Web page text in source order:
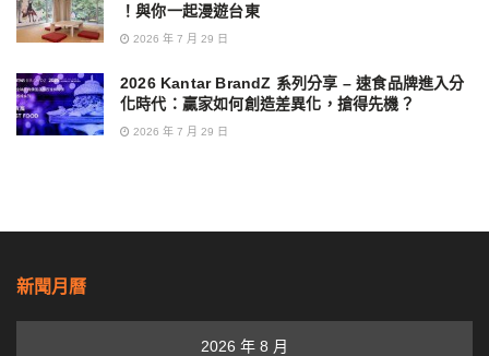
！與你一起漫遊台東
2026 年 7 月 29 日
2026 Kantar BrandZ 系列分享 – 速食品牌進入分
化時代：贏家如何創造差異化，搶得先機？
2026 年 7 月 29 日
新聞月曆
2026 年 8 月